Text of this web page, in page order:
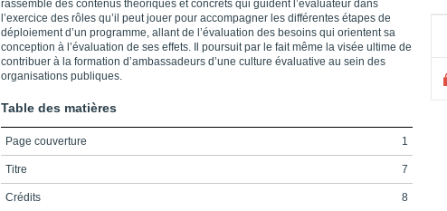
rassemble des contenus théoriques et concrets qui guident l’évaluateur dans
l’exercice des rôles qu’il peut jouer pour accompagner les différentes étapes de
déploiement d’un programme, allant de l’évaluation des besoins qui orientent sa
conception à l’évaluation de ses effets. Il poursuit par le fait même la visée ultime de
contribuer à la formation d’ambassadeurs d’une culture évaluative au sein des
organisations publiques.
Table des matières
Page couverture 1
Titre 7
Crédits 8